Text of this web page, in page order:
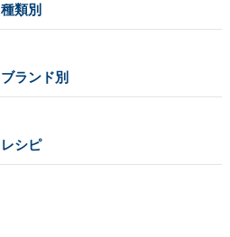
種類別
鉄部・木部・アルミ（油性）
トタン屋根
ブランド別
RUST-OLEUM
レシピ